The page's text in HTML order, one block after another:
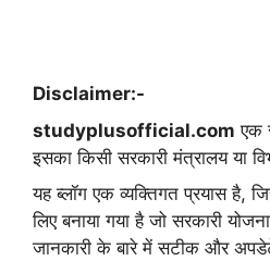
Disclaimer:-
studyplusofficial.com एक
इसका किसी सरकारी मंत्रालय या
यह ब्लॉग एक व्यक्तिगत प्रयास है,
लिए बनाया गया है जो सरकारी
जानकारी के बारे में सटीक और